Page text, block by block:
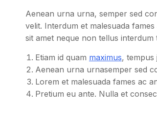
Aenean urna urna, semper sed
velit. Interdum et malesuada
sit amet neque non tellus interdum
Etiam id quam maximus, tempus
Aenean urna urnasemper sed
Lorem et malesuada fames ac
Pretium eu ante. Nulla et